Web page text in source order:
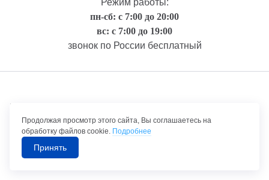
Режим работы:
пн-сб: с 7:00 до 20:00
вс: с 7:00 до 19:00
звонок по России бесплатный
Правовая информация
©1992-2026 ТрансТехСервис – продажа и обслуживание автомобилей.
Продолжая просмотр этого сайта, Вы соглашаетесь на
обработку файлов cookie. Подробнее
Принять